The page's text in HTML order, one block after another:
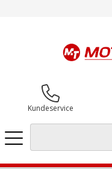
Kundeservice